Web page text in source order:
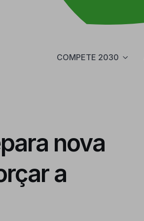
COMPETE 2030
nova
a